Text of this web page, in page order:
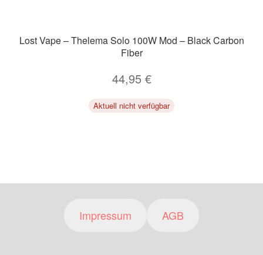
Lost Vape – Thelema Solo 100W Mod – Black Carbon
Fiber
44,95 €
Aktuell nicht verfügbar
Impressum AGB